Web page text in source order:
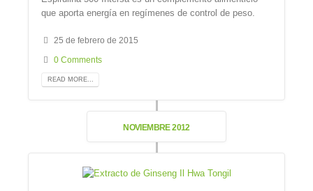
que aporta energía en regímenes de control de peso.
25 de febrero de 2015
0 Comments
READ MORE...
NOVIEMBRE 2012